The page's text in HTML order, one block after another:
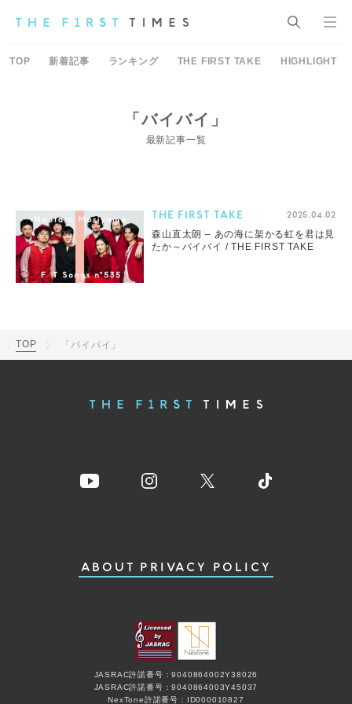
TOP 新着記事 ランキング THE FIRST TAKE HIGHLIGHT
「バイバイ」
最新記事一覧
THE FIRST TAKE 2025.04.02
森山直太朗 – あの海に架かる虹を君は見
たか～バイバイ / THE FIRST TAKE
TOP 「バイバイ」
ABOUT PRIVACY POLICY
JASRAC許諾番号：9040864002Y38026
JASRAC許諾番号：9040864003Y45037
NexTone許諾番号：ID000010827